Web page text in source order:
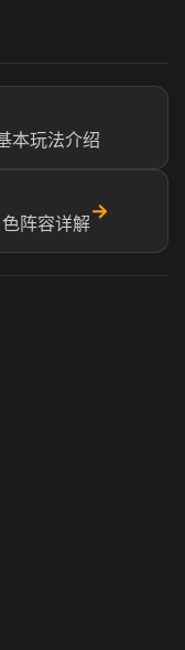
本玩法介绍
阵容详解
→